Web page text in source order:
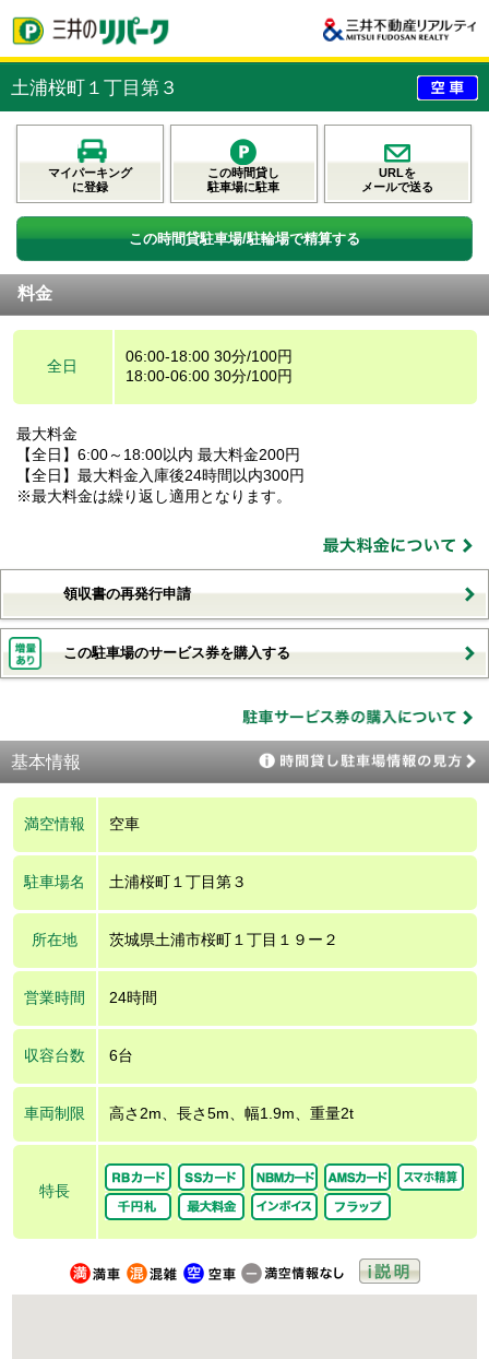
土浦桜町１丁目第３
マイパーキング
に登録
この時間貸し
駐車場に駐車
URLを
メールで送る
この時間貸駐車場/駐輪場で精算する
料金
全日
06:00-18:00 30分/100円
18:00-06:00 30分/100円
最大料金
【全日】6:00～18:00以内 最大料金200円
【全日】最大料金入庫後24時間以内300円
※最大料金は繰り返し適用となります。
領収書の再発行申請
この駐車場のサービス券を購入する
基本情報
満空情報 空車
駐車場名 土浦桜町１丁目第３
所在地 茨城県土浦市桜町１丁目１９ー２
営業時間 24時間
収容台数 6台
車両制限 高さ2m、長さ5m、幅1.9m、重量2t
特長